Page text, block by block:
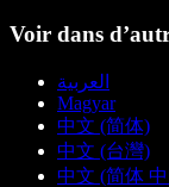
Voir dans
العربية
Magyar
中文 (简体)
中文 (台灣)
中文 (简体